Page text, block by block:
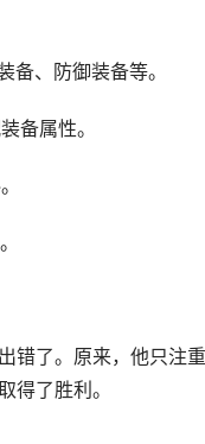
备、防御装备等。
备属性。
错了。原来，他只注
得了胜利。